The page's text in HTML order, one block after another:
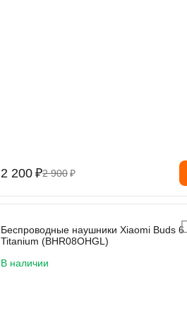
2 200 ₽2 900₽
Беспроводные наушники Xiaomi Buds 6
Titanium (BHR08OHGL)
В наличии